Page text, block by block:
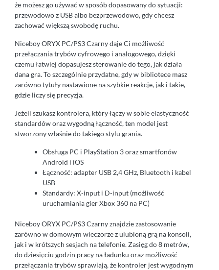
że możesz go używać w sposób dopasowany do sytuacji:
przewodowo z USB albo bezprzewodowo, gdy chcesz
zachować większą swobodę ruchu.
Niceboy ORYX PC/PS3 Czarny daje Ci możliwość
przełączania trybów cyfrowego i analogowego, dzięki
czemu łatwiej dopasujesz sterowanie do tego, jak działa
dana gra. To szczególnie przydatne, gdy w bibliotece masz
zarówno tytuły nastawione na szybkie reakcje, jak i takie,
gdzie liczy się precyzja.
Jeżeli szukasz kontrolera, który łączy w sobie elastyczność
standardów oraz wygodną łączność, ten model jest
stworzony właśnie do takiego stylu grania.
Obsługa PC i PlayStation 3 oraz smartfonów
Android i iOS
Łączność: adapter USB 2,4 GHz, Bluetooth i kabel
USB
Standardy: X-input i D-input (możliwość
uruchamiania gier Xbox 360 na PC)
Niceboy ORYX PC/PS3 Czarny znajdzie zastosowanie
zarówno w domowym wieczorze z ulubioną grą na konsoli,
jak i w krótszych sesjach na telefonie. Zasięg do 8 metrów,
do dziesięciu godzin pracy na ładunku oraz możliwość
przełączania trybów sprawiają, że kontroler jest wygodnym